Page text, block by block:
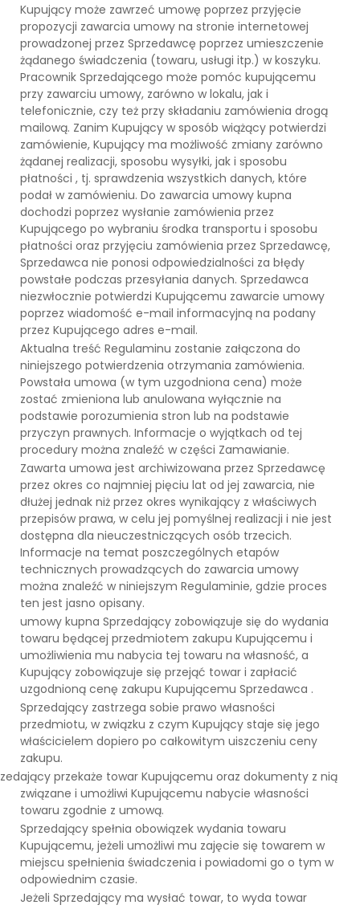
Kupujący może zawrzeć umowę poprzez przyjęcie
propozycji zawarcia umowy na stronie internetowej
prowadzonej przez Sprzedawcę poprzez umieszczenie
żądanego świadczenia (towaru, usługi itp.) w koszyku.
Pracownik Sprzedającego może pomóc kupującemu
przy zawarciu umowy, zarówno w lokalu, jak i
telefonicznie, czy też przy składaniu zamówienia drogą
mailową. Zanim Kupujący w sposób wiążący potwierdzi
zamówienie, Kupujący ma możliwość zmiany zarówno
żądanej realizacji, sposobu wysyłki, jak i sposobu
płatności , tj. sprawdzenia wszystkich danych, które
podał w zamówieniu. Do zawarcia umowy kupna
dochodzi poprzez wysłanie zamówienia przez
Kupującego po wybraniu środka transportu i sposobu
płatności oraz przyjęciu zamówienia przez Sprzedawcę,
Sprzedawca nie ponosi odpowiedzialności za błędy
powstałe podczas przesyłania danych. Sprzedawca
niezwłocznie potwierdzi Kupującemu zawarcie umowy
poprzez wiadomość e-mail informacyjną na podany
przez Kupującego adres e-mail.
Aktualna treść Regulaminu zostanie załączona do
niniejszego potwierdzenia otrzymania zamówienia.
Powstała umowa (w tym uzgodniona cena) może
zostać zmieniona lub anulowana wyłącznie na
podstawie porozumienia stron lub na podstawie
przyczyn prawnych. Informacje o wyjątkach od tej
procedury można znaleźć w części Zamawianie.
Zawarta umowa jest archiwizowana przez Sprzedawcę
przez okres co najmniej pięciu lat od jej zawarcia, nie
dłużej jednak niż przez okres wynikający z właściwych
przepisów prawa, w celu jej pomyślnej realizacji i nie jest
dostępna dla nieuczestniczących osób trzecich.
Informacje na temat poszczególnych etapów
technicznych prowadzących do zawarcia umowy
można znaleźć w niniejszym Regulaminie, gdzie proces
ten jest jasno opisany.
umowy kupna Sprzedający zobowiązuje się do wydania
towaru będącej przedmiotem zakupu Kupującemu i
umożliwienia mu nabycia tej towaru na własność, a
Kupujący zobowiązuje się przejąć towar i zapłacić
uzgodnioną cenę zakupu Kupującemu Sprzedawca .
Sprzedający zastrzega sobie prawo własności
przedmiotu, w związku z czym Kupujący staje się jego
właścicielem dopiero po całkowitym uiszczeniu ceny
zakupu.
przekaże towar Kupującemu oraz dokumenty z nią
związane i umożliwi Kupującemu nabycie własności
towaru zgodnie z umową.
Sprzedający spełnia obowiązek wydania towaru
Kupującemu, jeżeli umożliwi mu zajęcie się towarem w
miejscu spełnienia świadczenia i powiadomi go o tym w
odpowiednim czasie.
Jeżeli Sprzedający ma wysłać towar, to wyda towar